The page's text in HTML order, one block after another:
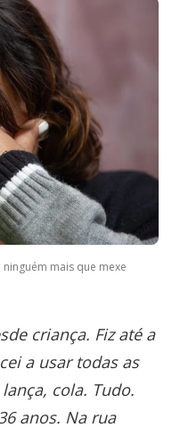
ninguém mais que mexe
criança. Fiz até a
a usar todas as
cola. Tudo.
anos. Na rua